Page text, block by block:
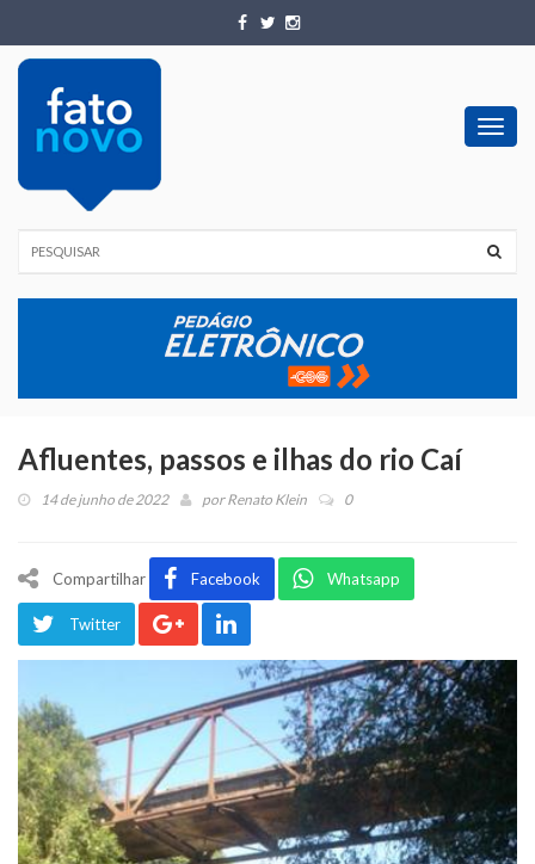
Afluentes, passos e ilhas do rio Caí
14 de junho de 2022 porRenato Klein 0
Compartilhar Facebook Whatsapp
Twitter